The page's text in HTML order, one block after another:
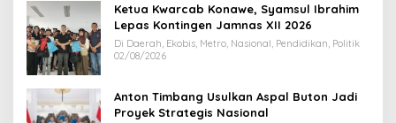
Ketua Kwarcab Konawe, Syamsul Ibrahim
Lepas Kontingen Jamnas XII 2026
Di Daerah, Ekobis, Metro, Nasional, Pendidikan, Politik
02/08/2026
Anton Timbang Usulkan Aspal Buton Jadi
Proyek Strategis Nasional